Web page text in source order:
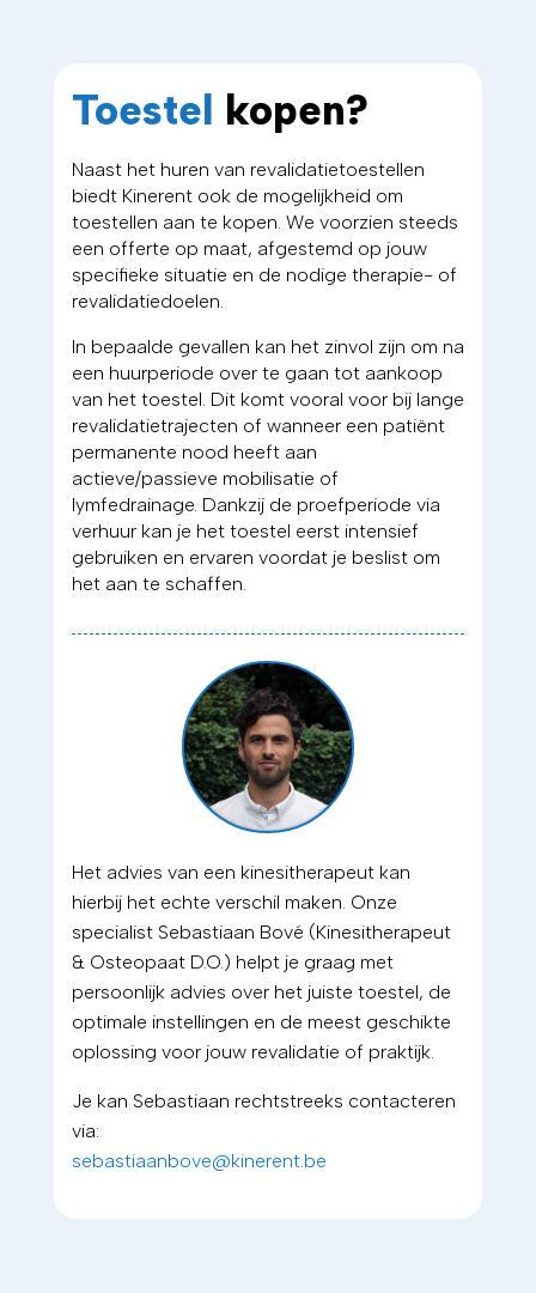
Toestel kopen?
Naast het huren van revalidatietoestellen
biedt Kinerent ook de mogelijkheid om
toestellen aan te kopen. We voorzien steeds
een offerte op maat, afgestemd op jouw
specifieke situatie en de nodige therapie- of
revalidatiedoelen.
In bepaalde gevallen kan het zinvol zijn om na
een huurperiode over te gaan tot aankoop
van het toestel. Dit komt vooral voor bij lange
revalidatietrajecten of wanneer een patiënt
permanente nood heeft aan
actieve/passieve mobilisatie of
lymfedrainage. Dankzij de proefperiode via
verhuur kan je het toestel eerst intensief
gebruiken en ervaren voordat je beslist om
het aan te schaffen.
Het advies van een kinesitherapeut kan
hierbij het echte verschil maken. Onze
specialist Sebastiaan Bové (Kinesitherapeut
& Osteopaat D.O.) helpt je graag met
persoonlijk advies over het juiste toestel, de
optimale instellingen en de meest geschikte
oplossing voor jouw revalidatie of praktijk.
Je kan Sebastiaan rechtstreeks contacteren
via:
sebastiaanbove@kinerent.be